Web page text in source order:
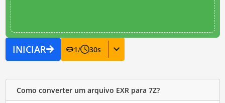
INICIAR 1/ 30s
Como converter um arquivo EXR para 7Z?